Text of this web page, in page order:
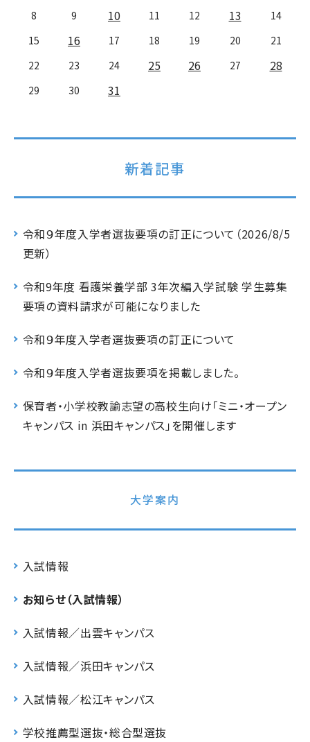
8
9 10 11 12 13
14
15
16 17 18 19 20
21
22
23 24 25 26 27 28
29 30 31
新着記事
令和９年度入学者選抜要項の訂正について（2026/8/5
更新）
令和9年度 看護栄養学部 3年次編入学試験 学生募集
要項の資料請求が可能になりました
令和９年度入学者選抜要項の訂正について
令和９年度入学者選抜要項を掲載しました。
保育者・小学校教諭志望の高校生向け「ミニ・オープン
キャンパス in 浜田キャンパス」を開催します
大学案内
入試情報
お知らせ（入試情報）
入試情報／出雲キャンパス
入試情報／浜田キャンパス
入試情報／松江キャンパス
学校推薦型選抜・総合型選抜